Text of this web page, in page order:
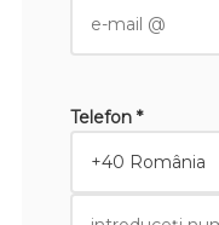
Telefon *